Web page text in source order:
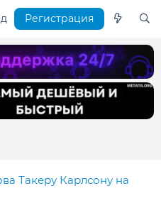
Регистрация
Такеру Карлсону на